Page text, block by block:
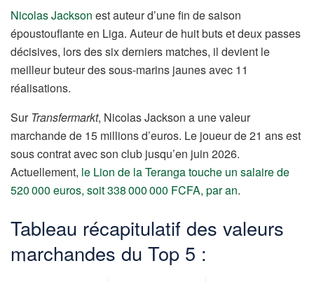
Nicolas Jackson est auteur d’une fin de saison
époustouflante en Liga. Auteur de huit buts et deux passes
décisives, lors des six derniers matches, il devient le
meilleur buteur des sous-marins jaunes avec 11
réalisations.
Sur Transfermarkt, Nicolas Jackson a une valeur
marchande de 15 millions d’euros. Le joueur de 21 ans est
sous contrat avec son club jusqu’en juin 2026.
Actuellement, le Lion de la Teranga touche un salaire de
520 000 euros, soit 338 000 000 FCFA, par an.
Tableau récapitulatif des valeurs
marchandes du Top 5 :